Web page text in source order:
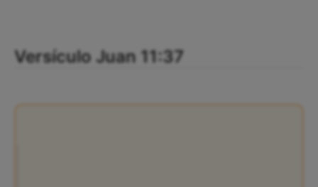
Versículo Juan 11:37